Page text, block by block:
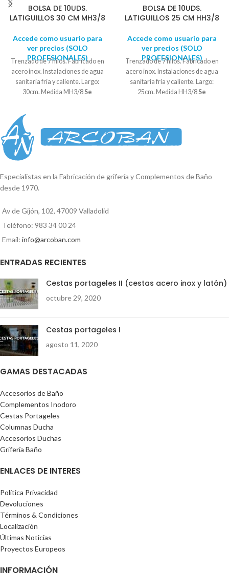
BOLSA DE 10UDS.
LATIGUILLOS 30 CM MH3/8
Accede como usuario para
ver precios (SOLO
PROFESIONALES)
Trenzado de 7 hilos. Fabricado en
acero inox. Instalaciones de agua
sanitaria fría y caliente. Largo:
30cm. Medida MH3/8 Se
BOLSA DE 10UDS.
LATIGUILLOS 25 CM HH3/8
Accede como usuario para
ver precios (SOLO
PROFESIONALES)
Trenzado de 7 hilos. Fabricado en
acero inox. Instalaciones de agua
sanitaria fría y caliente. Largo:
25cm. Medida HH3/8 Se
Especialistas en la Fabricación de grifería y Complementos de Baño
desde 1970.
Av de Gijón, 102, 47009 Valladolid
Teléfono: 983 34 00 24
Email: info@arcoban.com
ENTRADAS RECIENTES
Cestas portageles II (cestas acero inox y latón)
octubre 29, 2020
Cestas portageles I
agosto 11, 2020
GAMAS DESTACADAS
Accesorios de Baño
Complementos Inodoro
Cestas Portageles
Columnas Ducha
Accesorios Duchas
Grifería Baño
ENLACES DE INTERES
Política Privacidad
Devoluciones
Términos & Condiciones
Localización
Últimas Noticias
Proyectos Europeos
INFORMACIÓN